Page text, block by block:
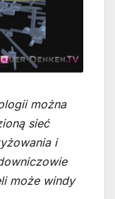
można
sieć
i
może windy